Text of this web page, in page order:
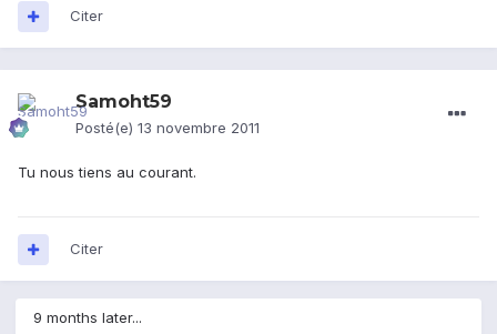
Citer
Samoht59
Posté(e) 13 novembre 2011
Tu nous tiens au courant.
Citer
9 months later...